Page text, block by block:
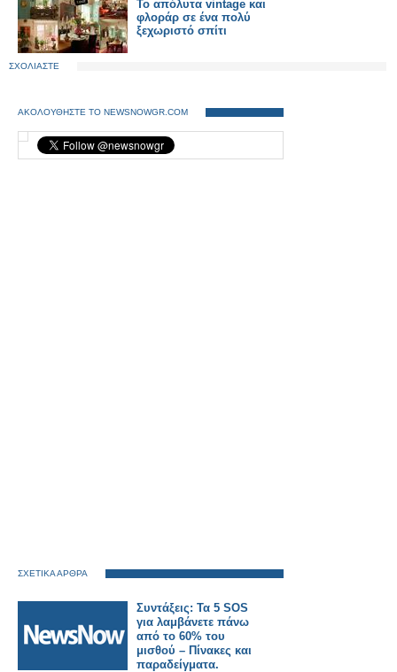
To απόλυτα vintage και
φλοράρ σε ένα πολύ
ξεχωριστό σπίτι
ΣΧΟΛΙΑΣΤΕ
ΑΚΟΛΟΥΘΗΣΤΕ ΤΟ NEWSNOWGR.COM
ΣΧΕΤΙΚΑ ΑΡΘΡΑ
Συντάξεις: Τα 5 SOS
για λαμβάνετε πάνω
από το 60% του
μισθού – Πίνακες και
παραδείγματα.